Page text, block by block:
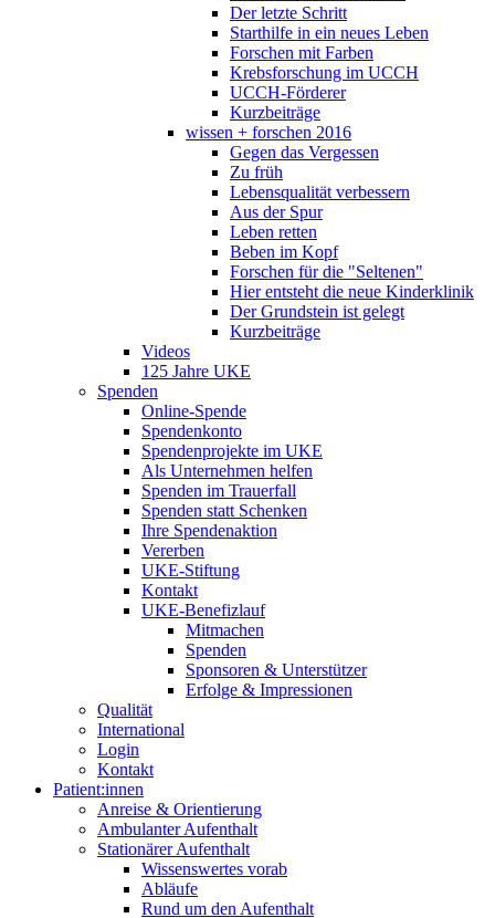
Der letzte Schritt
Starthilfe in ein neues Leben
Forschen mit Farben
Krebsforschung im UCCH
UCCH-Förderer
Kurzbeiträge
wissen + forschen 2016
Gegen das Vergessen
Zu früh
Lebensqualität verbessern
Aus der Spur
Leben retten
Beben im Kopf
Forschen für die "Seltenen"
Hier entsteht die neue Kinderklinik
Der Grundstein ist gelegt
Kurzbeiträge
Videos
125 Jahre UKE
Spenden
Online-Spende
Spendenkonto
Spendenprojekte im UKE
Als Unternehmen helfen
Spenden im Trauerfall
Spenden statt Schenken
Ihre Spendenaktion
Vererben
UKE-Stiftung
Kontakt
UKE-Benefizlauf
Mitmachen
Spenden
Sponsoren & Unterstützer
Erfolge & Impressionen
Qualität
International
Login
Kontakt
Patient:innen
Anreise & Orientierung
Ambulanter Aufenthalt
Stationärer Aufenthalt
Wissenswertes vorab
Abläufe
Rund um den Aufenthalt